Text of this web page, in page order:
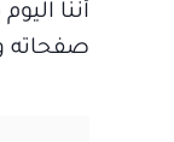
أننا
صفحاته